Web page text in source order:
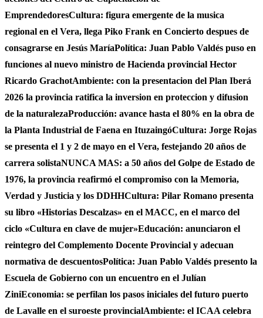
EmprendedoresCultura: figura emergente de la musica
regional en el Vera, llega Piko Frank en Concierto despues de
consagrarse en Jesús MaríaPolítica: Juan Pablo Valdés puso en
funciones al nuevo ministro de Hacienda provincial Hector
Ricardo GrachotAmbiente: con la presentacion del Plan Iberá
2026 la provincia ratifica la inversion en proteccion y difusion
de la naturalezaProducción: avance hasta el 80% en la obra de
la Planta Industrial de Faena en ItuzaingóCultura: Jorge Rojas
se presenta el 1 y 2 de mayo en el Vera, festejando 20 años de
carrera solistaNUNCA MAS: a 50 años del Golpe de Estado de
1976, la provincia reafirmó el compromiso con la Memoria,
Verdad y Justicia y los DDHHCultura: Pilar Romano presenta
su libro «Historias Descalzas» en el MACC, en el marco del
ciclo «Cultura en clave de mujer»Educación: anunciaron el
reintegro del Complemento Docente Provincial y adecuan
normativa de descuentosPolítica: Juan Pablo Valdés presento la
Escuela de Gobierno con un encuentro en el Julían
ZiniEconomia: se perfilan los pasos iniciales del futuro puerto
de Lavalle en el suroeste provincialAmbiente: el ICAA celebra